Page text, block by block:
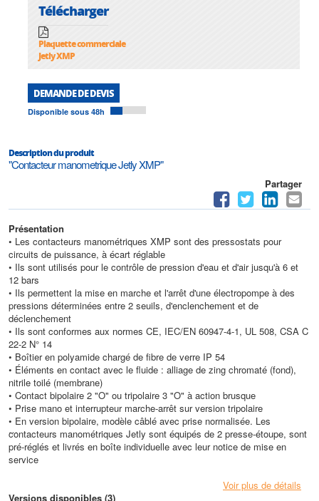
Télécharger
Plaquette commerciale
Jetly XMP
DEMANDE DE DEVIS
Disponible sous 48h
Description du produit
"Contacteur manometrique Jetly XMP"
Partager
Présentation
• Les contacteurs manométriques XMP sont des pressostats pour
circuits de puissance, à écart réglable
• Ils sont utilisés pour le contrôle de pression d'eau et d'air jusqu'à 6 et
12 bars
• Ils permettent la mise en marche et l'arrêt d'une électropompe à des
pressions déterminées entre 2 seuils, d'enclenchement et de
déclenchement
• Ils sont conformes aux normes CE, IEC/EN 60947-4-1, UL 508, CSA C
22-2 N° 14
• Boîtier en polyamide chargé de fibre de verre IP 54
• Éléments en contact avec le fluide : alliage de zing chromaté (fond),
nitrile toilé (membrane)
• Contact bipolaire 2 "O" ou tripolaire 3 "O" à action brusque
• Prise mano et interrupteur marche-arrêt sur version tripolaire
• En version bipolaire, modèle câblé avec prise normalisée. Les
contacteurs manométriques Jetly sont équipés de 2 presse-étoupe, sont
pré-réglés et livrés en boîte individuelle avec leur notice de mise en
service
• Température de l'air ambiant : de - 25°C à + 70°C
Voir plus de détails
Versions disponibles (3)